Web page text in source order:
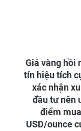
Giá vàng hồi
tín hiệu tích
xác nhận
đầu tư nên
điểm
USD/ounce